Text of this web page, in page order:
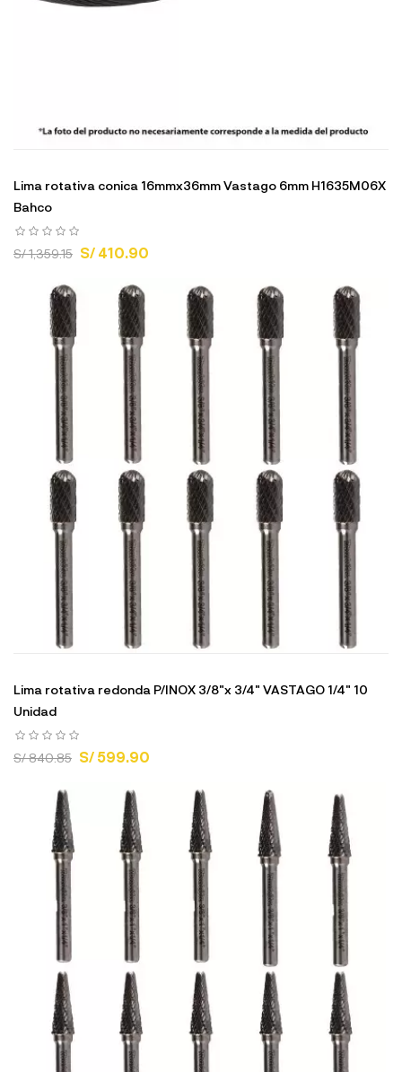
Lima rotativa conica 16mmx36mm Vastago 6mm H1635M06X
Bahco
S/ 1,359.15 S/ 410.90
Lima rotativa redonda P/INOX 3/8"x 3/4" VASTAGO 1/4" 10
Unidad
S/ 840.85 S/ 599.90